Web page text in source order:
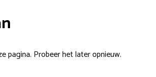
pagina. Probeer het later opnieuw.